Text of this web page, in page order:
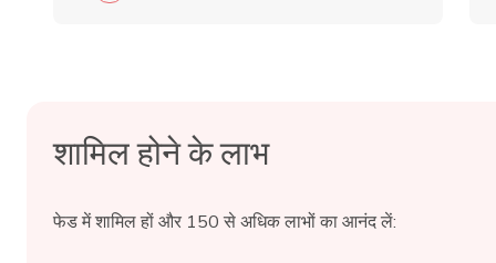
शामिल होने के लाभ
फेड में शामिल हों और 150 से अधिक लाभों का आनंद लें: